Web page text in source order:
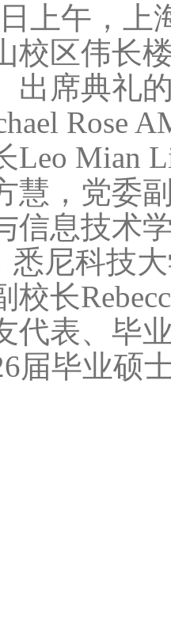
日上午，上
校区伟长
出席典礼
Rose
Leo Mian
慧，党委
信息技术
悉尼科技
校长
代表、毕
届毕业硕